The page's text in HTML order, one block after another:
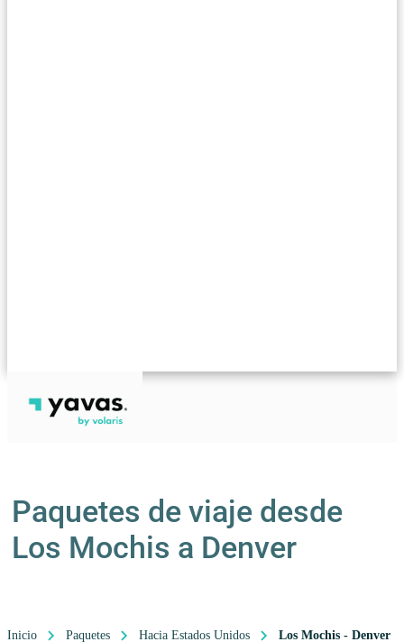
Paquetes de viaje desde
Los Mochis a Denver
Inicio Paquetes Hacia Estados Unidos Los Mochis - Denver